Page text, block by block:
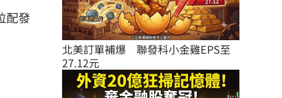
配發
北美訂單補爆　聯發科小金雞EPS至
27.12元